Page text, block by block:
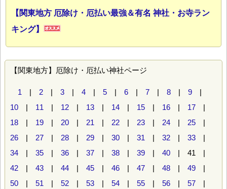
【関東地方 厄除け・厄払い最強＆有名 神社・お寺ラン
キング】
【関東地方】厄除け・厄払い神社ページ
1 | 2 | 3 | 4 | 5 | 6 | 7 | 8 | 9 |
10 | 11 | 12 | 13 | 14 | 15 | 16 | 17 |
18 | 19 | 20 | 21 | 22 | 23 | 24 | 25 |
26 | 27 | 28 | 29 | 30 | 31 | 32 | 33 |
34 | 35 | 36 | 37 | 38 | 39 | 40 | 41 |
42 | 43 | 44 | 45 | 46 | 47 | 48 | 49 |
50 | 51 | 52 | 53 | 54 | 55 | 56 | 57 |